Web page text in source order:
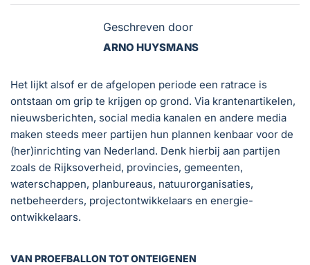
Geschreven door
ARNO HUYSMANS
Het lijkt alsof er de afgelopen periode een ratrace is
ontstaan om grip te krijgen op grond. Via krantenartikelen,
nieuwsberichten, social media kanalen en andere media
maken steeds meer partijen hun plannen kenbaar voor de
(her)inrichting van Nederland. Denk hierbij aan partijen
zoals de Rijksoverheid, provincies, gemeenten,
waterschappen, planbureaus, natuurorganisaties,
netbeheerders, projectontwikkelaars en energie-
ontwikkelaars.
VAN PROEFBALLON TOT ONTEIGENEN